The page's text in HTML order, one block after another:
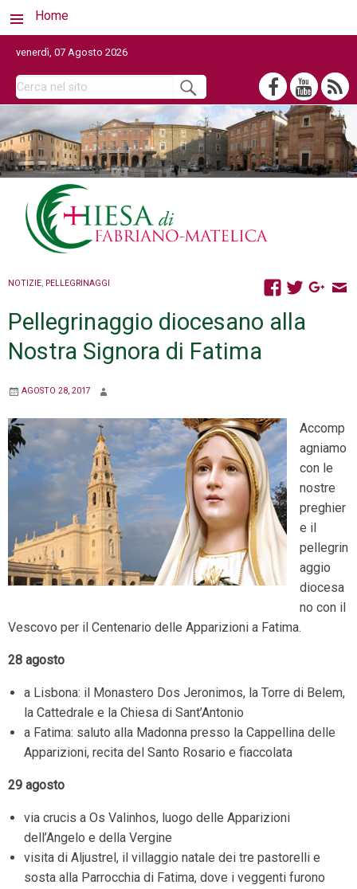
Home
venerdì, 07 Agosto 2026
NOTIZIE, PELLEGRINAGGI
Pellegrinaggio diocesano alla
Nostra Signora di Fatima
AGOSTO 28, 2017
Accomp
agniamo
con le
nostre
preghier
e il
pellegrin
aggio
diocesa
no con il
Vescovo per il Centenario delle Apparizioni a Fatima.
28 agosto
a Lisbona: il Monastero Dos Jeronimos, la Torre di Belem,
la Cattedrale e la Chiesa di Sant’Antonio
a Fatima: saluto alla Madonna presso la Cappellina delle
Apparizioni, recita del Santo Rosario e fiaccolata
29 agosto
via crucis a Os Valinhos, luogo delle Apparizioni
dell’Angelo e della Vergine
visita di Aljustrel, il villaggio natale dei tre pastorelli e
sosta alla Parrocchia di Fatima, dove i veggenti furono